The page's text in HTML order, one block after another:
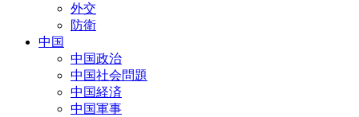
外交
防衛
中国
中国政治
中国社会問題
中国経済
中国軍事